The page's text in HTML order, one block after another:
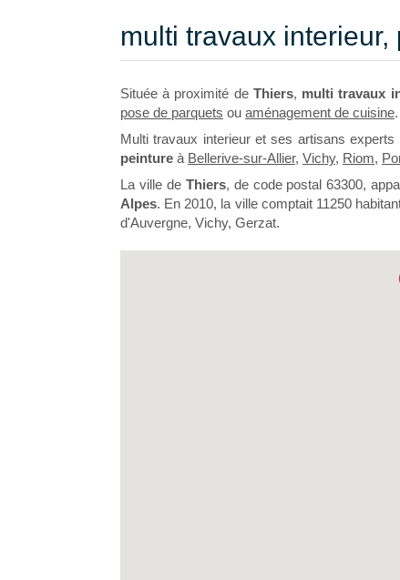
multi travaux interieur,
Située à proximité de Thiers, multi travaux
pose de parquets ou aménagement de cuisine.
Multi travaux interieur et ses artisans
peinture à Bellerive-sur-Allier, Vichy, Riom,
La ville de Thiers, de code postal 63300,
Alpes. En 2010, la ville comptait 11250
d'Auvergne, Vichy, Gerzat.